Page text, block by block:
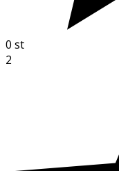
0 st
2